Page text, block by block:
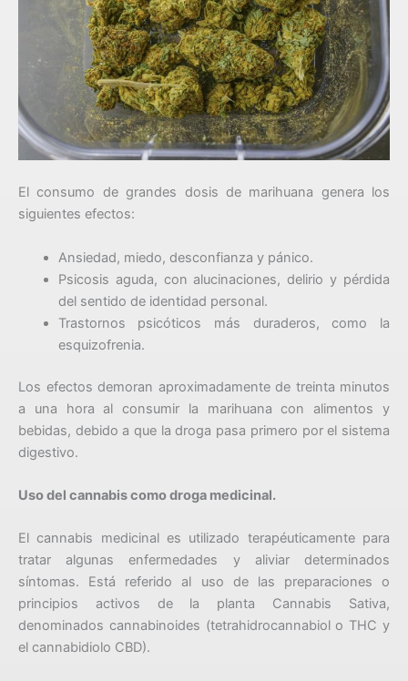
El consumo de grandes dosis de marihuana genera los
siguientes efectos:
Ansiedad, miedo, desconfianza y pánico.
Psicosis aguda, con alucinaciones, delirio y pérdida
del sentido de identidad personal.
Trastornos psicóticos más duraderos, como la
esquizofrenia.
Los efectos demoran aproximadamente de treinta minutos
a una hora al consumir la marihuana con alimentos y
bebidas, debido a que la droga pasa primero por el sistema
digestivo.
Uso del cannabis como droga medicinal.
El cannabis medicinal es utilizado terapéuticamente para
tratar algunas enfermedades y aliviar determinados
síntomas. Está referido al uso de las preparaciones o
principios activos de la planta Cannabis Sativa,
denominados cannabinoides (tetrahidrocannabiol o THC y
el cannabidiolo CBD).